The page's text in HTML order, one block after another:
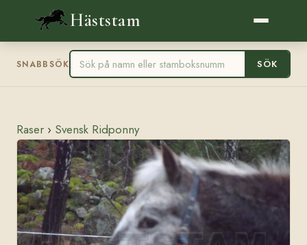
Häststam
SNABBSÖK SÖK
Raser › Svensk Ridponny